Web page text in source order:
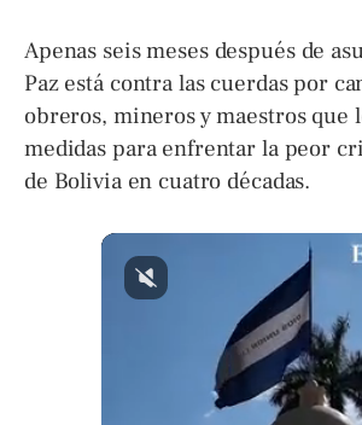
Apenas seis meses después de
Paz está contra las cuerdas por
obreros, mineros y maestros que
medidas para enfrentar la peor
de Bolivia en cuatro décadas.